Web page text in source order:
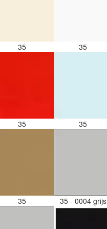
35 35
35 35
35 35 - 0004 grijs